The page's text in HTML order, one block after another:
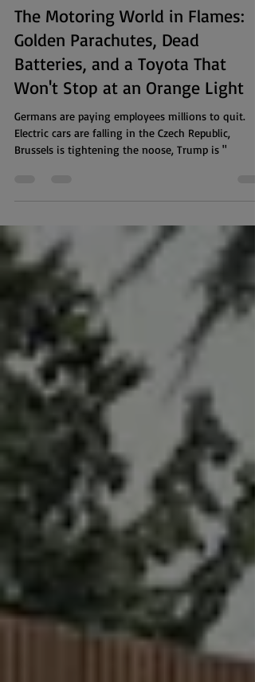
Mar 30, 2025
5 min read
The Motoring World in Flames:
Golden Parachutes, Dead
Batteries, and a Toyota That
Won't Stop at an Orange Light
Germans are paying employees millions to quit.
Electric cars are falling in the Czech Republic,